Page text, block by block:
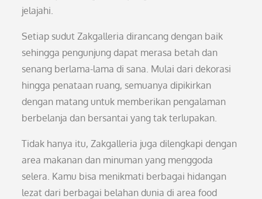
jelajahi.
Setiap sudut Zakgalleria dirancang dengan baik
sehingga pengunjung dapat merasa betah dan
senang berlama-lama di sana. Mulai dari dekorasi
hingga penataan ruang, semuanya dipikirkan
dengan matang untuk memberikan pengalaman
berbelanja dan bersantai yang tak terlupakan.
Tidak hanya itu, Zakgalleria juga dilengkapi dengan
area makanan dan minuman yang menggoda
selera. Kamu bisa menikmati berbagai hidangan
lezat dari berbagai belahan dunia di area food